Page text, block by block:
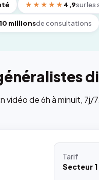
★★★★★ 4,9sur les
10 millionsde consultations
vidéo de 6h à minuit, 7j/
Tarif
Secteur 1